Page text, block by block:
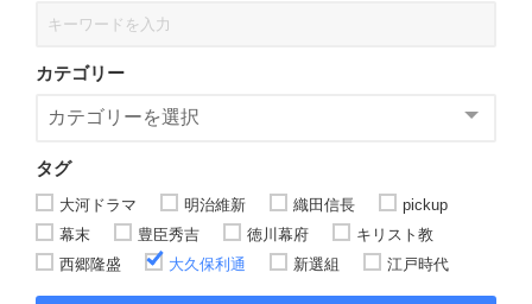
カテゴリー
タグ
大河ドラマ 明治維新 織田信長
pickup
幕末
豊臣秀吉 徳川幕府
キリスト教
西郷隆盛
大久保利通 新選組 江戸時代